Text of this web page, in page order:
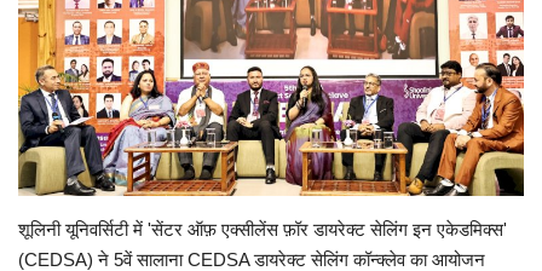
Gallery
Enquiry
शूलिनी यूनिवर्सिटी में 'सेंटर ऑफ़ एक्सीलेंस फ़ॉर डायरेक्ट सेलिंग इन एकेडमिक्स'
(CEDSA) ने 5वें सालाना CEDSA डायरेक्ट सेलिंग कॉन्क्लेव का आयोजन